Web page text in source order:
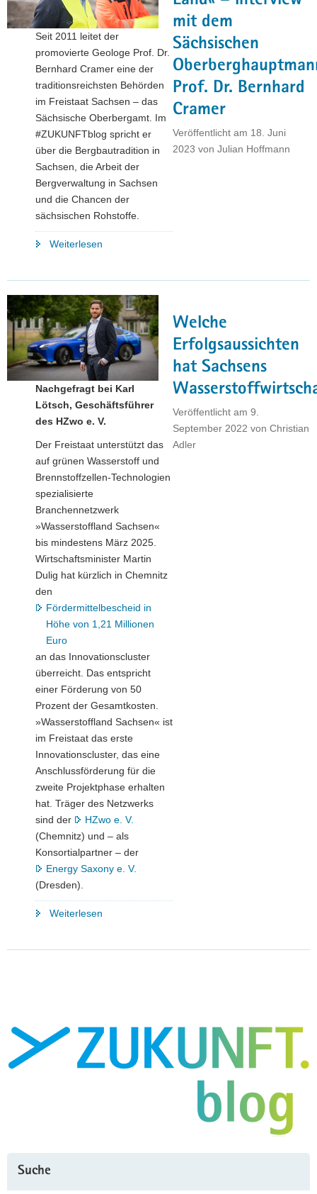
mit dem
Sächsischen
Prof. Dr. Bernhard
Cramer
Veröffentlicht am 18. Juni
2023 von Julian Hoffmann
Seit 2011 leitet der
promovierte Geologe Prof. Dr.
Bernhard Cramer eine der
traditionsreichsten Behörden
im Freistaat Sachsen – das
Sächsische Oberbergamt. Im
#ZUKUNFTblog spricht er
über die Bergbautradition in
Sachsen, die Arbeit der
Bergverwaltung in Sachsen
und die Chancen der
sächsischen Rohstoffe.
Weiterlesen
rohstoffreiches
Land«
–
Interview
mit
dem
Sächsischen
Oberberghauptmann
Prof.
Dr.
Bernhard
Cramer "
Welche
Erfolgsaussichten
hat Sachsens
Veröffentlicht am 9.
September 2022 von Christian
Adler
Nachgefragt bei Karl
Lötsch, Geschäftsführer
des HZwo e. V.
Der Freistaat unterstützt das
auf grünen Wasserstoff und
Brennstoffzellen-Technologien
spezialisierte
Branchennetzwerk
»Wasserstoffland Sachsen«
bis mindestens März 2025.
Wirtschaftsminister Martin
Dulig hat kürzlich in Chemnitz
den
Fördermittelbescheid in
Höhe von 1,21 Millionen
Euro
an das Innovationscluster
überreicht. Das entspricht
einer Förderung von 50
Prozent der Gesamtkosten.
»Wasserstoffland Sachsen« ist
im Freistaat das erste
Innovationscluster, das eine
Anschlussförderung für die
zweite Projektphase erhalten
hat. Träger des Netzwerks
sind der
HZwo e. V.
(Chemnitz) und – als
Konsortialpartner – der
Energy Saxony e. V.
(Dresden).
Weiterlesen
Suche